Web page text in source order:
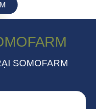
SOMOFARM